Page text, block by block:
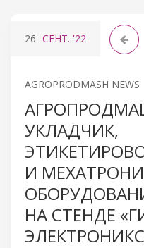
26 СЕНТ. '22
AGROPRODMASH NEWS
УКЛАДЧИК,
И
НА СТЕНДЕ